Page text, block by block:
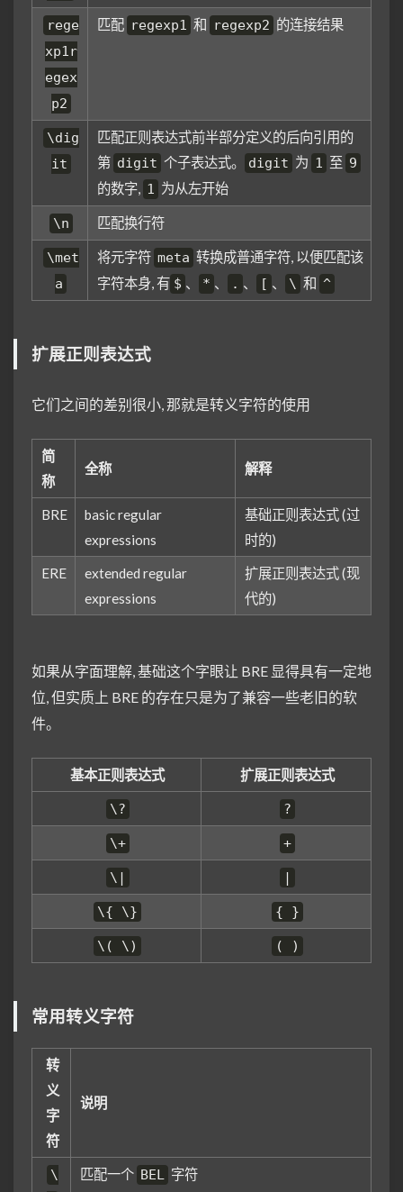
rege
xp1r
egex
p2
匹配 regexp1 和 regexp2 的连接结果
\dig
it
匹配正则表达式前半部分定义的后向引用的
第 digit 个子表达式。 digit 为 1 至 9
的数字, 1 为从左开始
\n 匹配换行符
\met
a
将元字符 meta 转换成普通字符, 以便匹配该
字符本身, 有 $ 、 * 、 . 、 [ 、 \ 和 ^
扩展正则表达式
它们之间的差别很小, 那就是转义字符的使用
简
称
全称 解释
BRE
basic regular
expressions
基础正则表达式 (过
时的)
ERE
extended regular
expressions
扩展正则表达式 (现
代的)
如果从字面理解, 基础这个字眼让 BRE 显得具有一定地
位, 但实质上 BRE 的存在只是为了兼容一些老旧的软
件。
基本正则表达式 扩展正则表达式
\? ?
\+ +
\| |
\{ \} { }
\( \) ( )
常用转义字符
转
义
字
符
说明
\
匹配一个 BEL 字符